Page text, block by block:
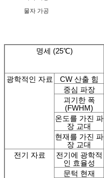
물자 가공
명세 (25℃)
광학적인 자료
CW 산출 힘
중심 파장
괴기한 폭
(FWHM)
온도를 가진 파
장 교대
현재를 가진 파
장 교대
전기 자료
전기에 광학적
인 효율성
문턱 현재